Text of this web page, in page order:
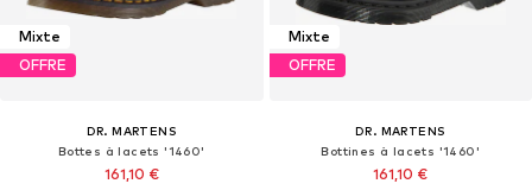
Mixte
OFFRE
DR. MARTENS
Bottes à lacets '1460'
161,10 €
Mixte
OFFRE
DR. MARTENS
Bottines à lacets '1460'
161,10 €